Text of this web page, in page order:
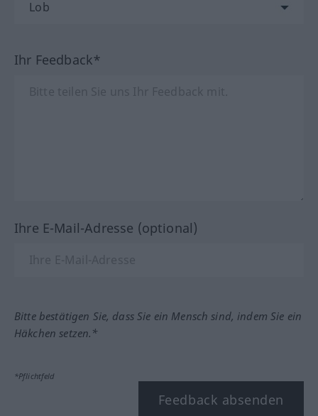
Ihr Feedback*
Ihre E-Mail-Adresse (optional)
Bitte bestätigen Sie, dass Sie ein Mensch sind, indem Sie ein
Häkchen setzen.*
*Pflichtfeld
Feedback absenden